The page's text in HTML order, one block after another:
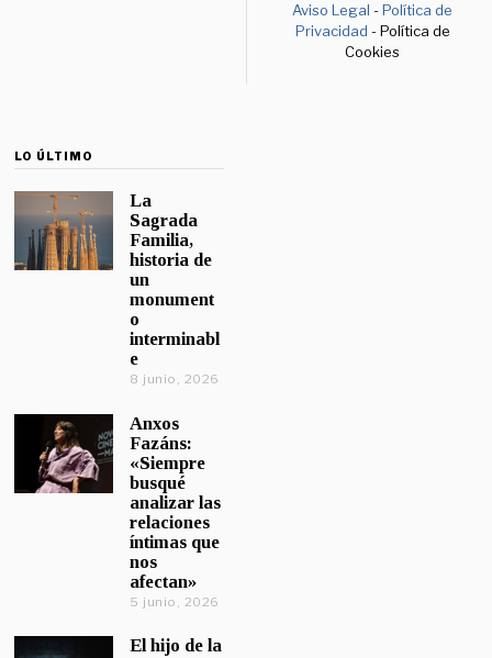
Aviso Legal -Política de
Privacidad - Política de
Cookies
LO ÚLTIMO
La
Sagrada
Familia,
historia de
un
monument
o
interminabl
e
8 junio, 2026
Anxos
Fazáns:
«Siempre
busqué
analizar las
relaciones
íntimas que
nos
afectan»
5 junio, 2026
El hijo de la